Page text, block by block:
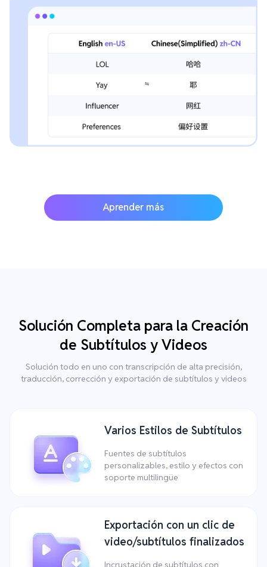
Aprender más
Solución Completa para la Creación
de Subtítulos y Videos
Solución todo en uno con transcripción de alta precisión,
traducción, corrección y exportación de subtítulos y videos
Varios Estilos de Subtítulos
Fuentes de subtítulos
personalizables, estilo y efectos con
soporte multilingüe
Exportación con un clic de
video/subtítulos finalizados
Incrustación de subtítulos con